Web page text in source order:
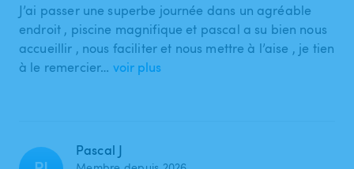
J’ai passer une superbe journée dans un agréable
endroit , piscine magnifique et pascal a su bien nous
accueillir , nous faciliter et nous mettre à l’aise , je tien
à le remercier… voir plus
Pascal J